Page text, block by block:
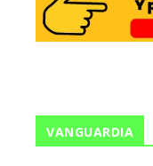
VANGUARDIA